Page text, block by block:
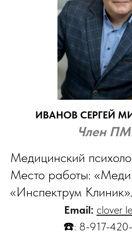
ИВАНОВ СЕРГЕЙ
Член
Медицинский
​Место работы:
«Инспектрум Клиник».
Email:
☎️: 8-917-